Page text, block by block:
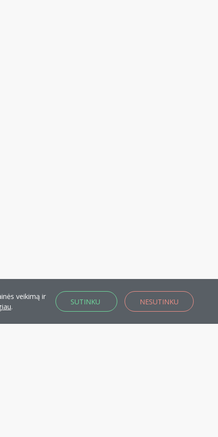
veikimą ir
.
SUTINKU NESUTINKU